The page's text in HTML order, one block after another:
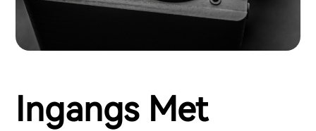
Ingangs Met